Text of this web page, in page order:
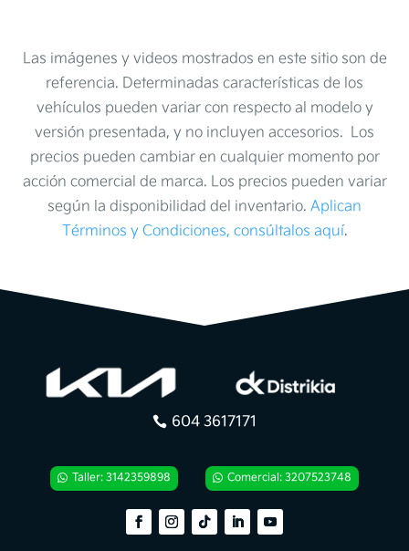
Las imágenes y videos mostrados en este sitio son de
referencia. Determinadas características de los
vehículos pueden variar con respecto al modelo y
versión presentada, y no incluyen accesorios. Los
precios pueden cambiar en cualquier momento por
acción comercial de marca. Los precios pueden variar
según la disponibilidad del inventario. Aplican
Términos y Condiciones, consúltalos aquí.
604 3617171
Taller: 3142359898 Comercial: 3207523748